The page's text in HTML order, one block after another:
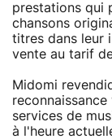
prestations qui
chansons
titres dans leur
vente au tarif
Midomi
services de
à l'heure